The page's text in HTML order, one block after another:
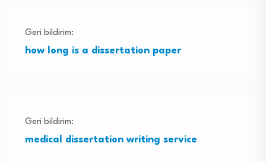
Geri bildirim:
how long is a dissertation paper
Geri bildirim:
medical dissertation writing service